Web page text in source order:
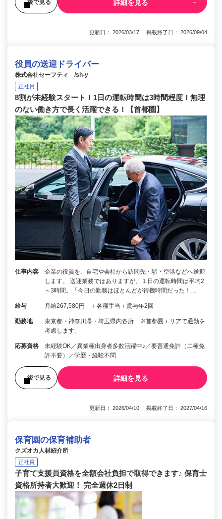
後で見る 詳細を見る
更新日： 2026/03/17 掲載終了日： 2026/09/04
役員の送迎ドライバー
株式会社セーフティ /sh-y
正社員
8割が未経験スタート！1日の運転時間は3時間程度！無理
のない働き方で長く活躍できる！【首都圏】
仕事内容
企業の役員を、自宅や会社から訪問先・駅・空港などへ送迎
します。 送迎業務ではありますが、１日の運転時間は平均2
～3時間。「今日の勤務はほとんどが待機時間だった！…
給与 月給267,580円 ＋各種手当＋賞与年2回
勤務地
東京都・神奈川県・埼玉県内各所 ※首都圏エリアで通勤を
考慮します。
応募資格
未経験OK／異業種出身者多数活躍中♪／要普通免許（二種免
許不要）／学歴・経験不問
後で見る 詳細を見る
更新日： 2026/04/10 掲載終了日： 2027/04/16
保育園の保育補助者
クズオカ人材紹介所
正社員
子育て支援員資格を全額会社負担で取得できます♪ 保育士
資格所持者大歓迎！ 完全週休2日制